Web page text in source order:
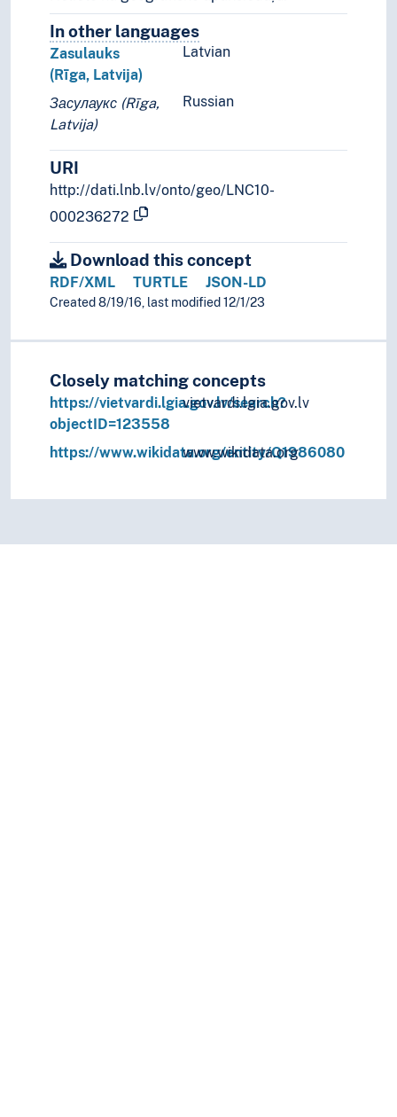
In other languagesTerms for the concept in
Latvian
Zasulauks
(Rīga, Latvija)
Russian
Засулаукс (Rīga,
Latvija)
URI
http://dati.lnb.lv/onto/geo/LNC10-
000236272
Download this concept
RDF/XML TURTLE JSON-LD
Created 8/19/16, last modified 12/1/23
Closely matching concepts
https://vietvardi.lgia.gov.lv/search?
objectID=123558
vietvardi.lgia.gov.lv
https://www.wikidata.org/entity/Q1986080
www.wikidata.org